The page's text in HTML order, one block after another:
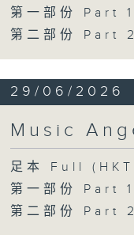
第一部份 Part
第二部份 Part
29/06/2026
Music
足本 Full
第一部份 Part
第二部份 Part